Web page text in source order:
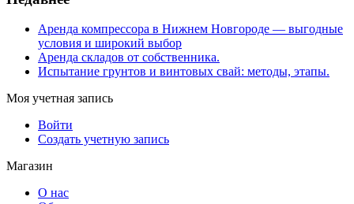
Аренда компрессора в Нижнем Новгороде — выгодные
условия и широкий выбор
Аренда складов от собственника.
Испытание грунтов и винтовых свай: методы, этапы.
Моя учетная запись
Войти
Создать учетную запись
Магазин
О нас